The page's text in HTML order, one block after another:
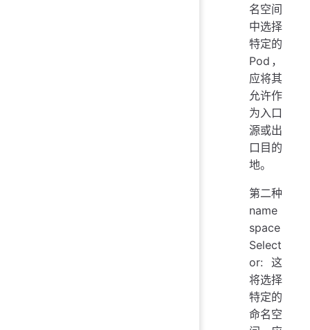
名空间
中选择
特定的
Pod，
应将其
允许作
为入口
源或出
口目的
地。
第二种
name
space
Select
or: 这
将选择
特定的
命名空